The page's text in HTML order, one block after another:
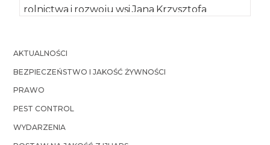
rolnictwa i rozwoju wsi Jana Krzysztofa
AKTUALNOŚCI
BEZPIECZEŃSTWO I JAKOŚĆ ŻYWNOŚCI
PRAWO
PEST CONTROL
WYDARZENIA